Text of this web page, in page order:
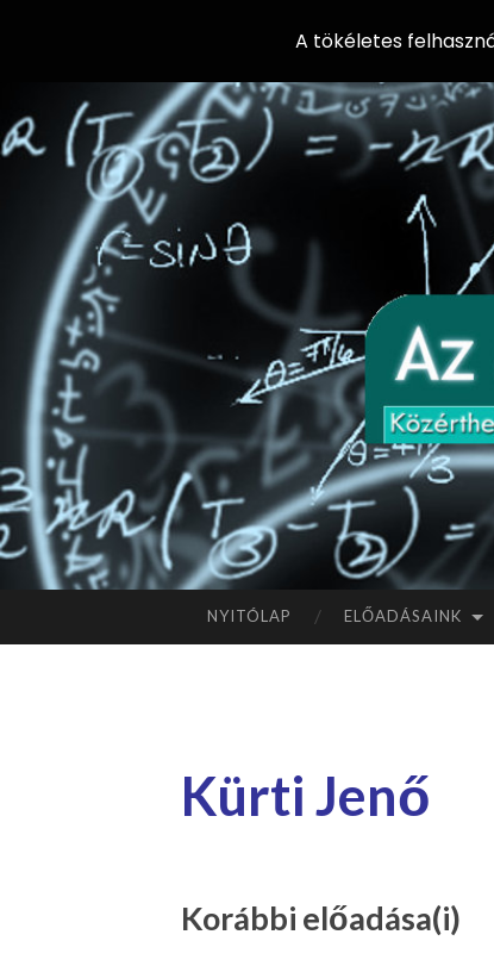
A
NYITÓLAP ELŐADÁSAINK
Kürti Jenő
Korábbi előadása(i)
A tökéletes